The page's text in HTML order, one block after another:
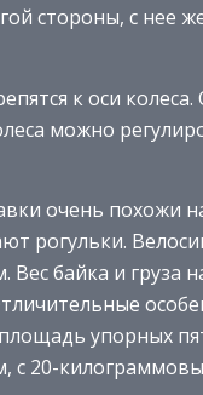
стороны, с нее
к оси
можно
очень похожи
рогульки.
байка и груза
упорных
с 20-